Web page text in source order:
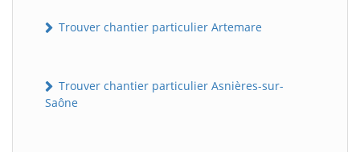
Trouver chantier particulier Artemare
Trouver chantier particulier Asnières-sur-
Saône